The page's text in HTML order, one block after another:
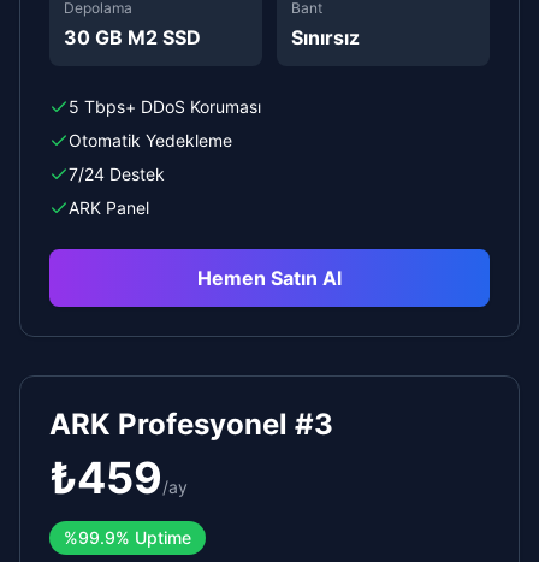
Depolama
30 GB M2 SSD
Bant
Sınırsız
5 Tbps+ DDoS Koruması
Otomatik Yedekleme
7/24 Destek
ARK Panel
Hemen Satın Al
ARK Profesyonel #3
₺459/ay
%99.9% Uptime